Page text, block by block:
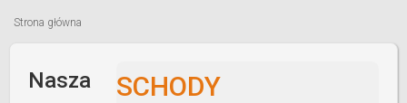
tutaj
Strona główna
SCHODY
Nasza